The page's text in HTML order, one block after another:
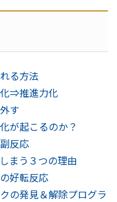
る方法
⇒推進力化
す
が起こるのか？
反応
まう３つの理由
好転反応
の発見＆解除プログラ